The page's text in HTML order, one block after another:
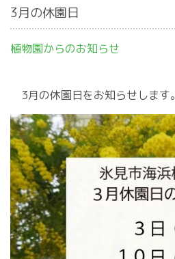
3月の休園日
植物園からのお知らせ
3月の休園日をお知らせします。